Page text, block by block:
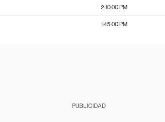
2:10:00 PM
1:45:00 PM
PUBLICIDAD